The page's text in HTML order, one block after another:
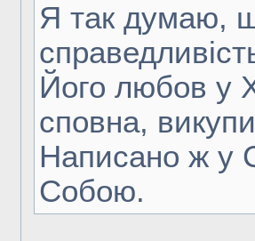
Я так думаю,
Його любов у
сповна,
Написано ж у
Собою.